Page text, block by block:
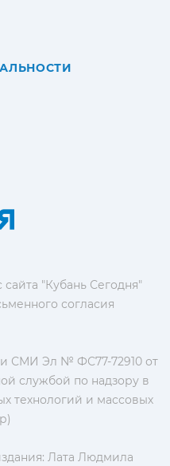
"Кубань Сегодня"
согласия
СМИ Эл № ФС77-72910 от
службой по надзору в
технологий и массовых
Лата Людмила